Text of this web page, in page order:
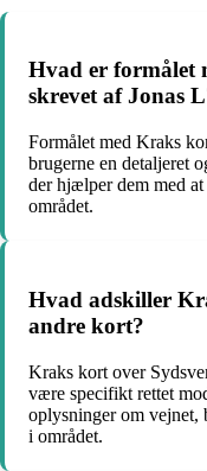
Hvad er formålet
skrevet af Jonas
Formålet med Kraks
brugerne en detaljeret
der hjælper dem med
området.
Hvad adskiller
andre kort?
Kraks kort over
være specifikt rettet
oplysninger om vejnet,
i området.